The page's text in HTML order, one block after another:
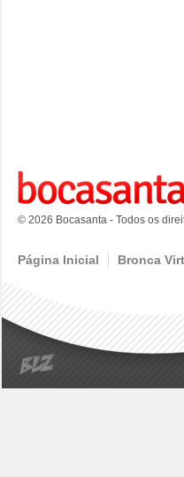
© 2026 Bocasanta - Todos os
Página Inicial Bronca